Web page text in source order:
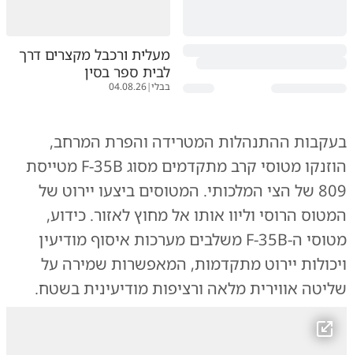
מעלית ורכבל מקצרים דרך
לבית ספר בסין
בבלי|
04.08.26
בעקבות ההתנהלות המטרידה והפרת המרחב,
הוזנקו מטוסי קרב מתקדמים מסוג F-35B מטייסת
809 של הצי המלכותי. המטוסים ביצעו יירוט של
המטוס הרוסי וליוו אותו אל מחוץ לאזור. כידוע,
מטוסי ה-F-35B משלבים מערכות איסוף מודיעין
ויכולות יירוט מתקדמות, המאפשרות שמירה על
שליטה אווירית מלאה ורציפות מודיעינית בשטח.